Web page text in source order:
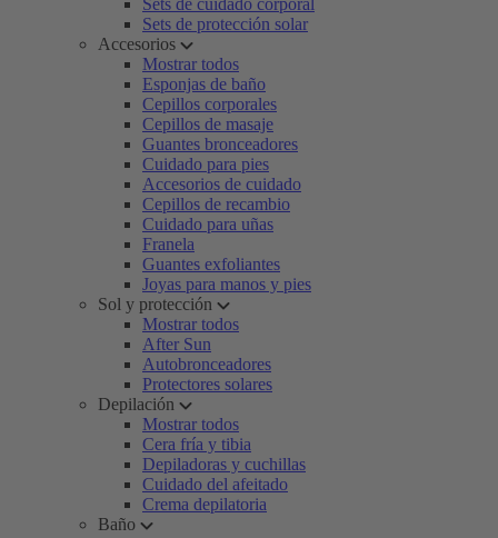
Sets de cuidado corporal
Sets de protección solar
Accesorios
Mostrar todos
Esponjas de baño
Cepillos corporales
Cepillos de masaje
Guantes bronceadores
Cuidado para pies
Accesorios de cuidado
Cepillos de recambio
Cuidado para uñas
Franela
Guantes exfoliantes
Joyas para manos y pies
Sol y protección
Mostrar todos
After Sun
Autobronceadores
Protectores solares
Depilación
Mostrar todos
Cera fría y tibia
Depiladoras y cuchillas
Cuidado del afeitado
Crema depilatoria
Baño